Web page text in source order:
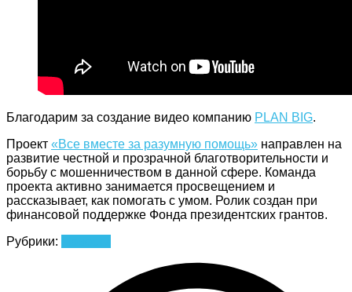
Благодарим за создание видео компанию PLAN BIG.
Проект «Все вместе за разумную помощь» направлен на
развитие честной и прозрачной благотворительности и
борьбу с мошенничеством в данной сфере. Команда
проекта активно занимается просвещением и
рассказывает, как помогать с умом. Ролик создан при
финансовой поддержке Фонда президентских грантов.
Рубрики: